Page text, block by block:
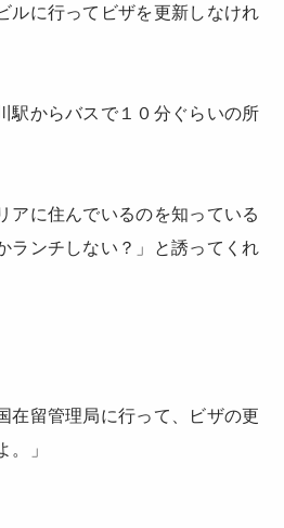
ルに行ってビザを更新しなけれ
駅からバスで１０分ぐらいの所
アに住んでいるのを知っている
ランチしない？」と誘ってくれ
在留管理局に行って、ビザの更
。」